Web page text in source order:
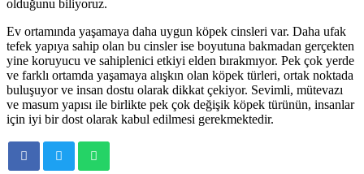
olduğunu biliyoruz.
Ev ortamında yaşamaya daha uygun köpek cinsleri var. Daha ufak
tefek yapıya sahip olan bu cinsler ise boyutuna bakmadan gerçekten
yine koruyucu ve sahiplenici etkiyi elden bırakmıyor. Pek çok yerde
ve farklı ortamda yaşamaya alışkın olan köpek türleri, ortak noktada
buluşuyor ve insan dostu olarak dikkat çekiyor. Sevimli, mütevazı
ve masum yapısı ile birlikte pek çok değişik köpek türünün, insanlar
için iyi bir dost olarak kabul edilmesi gerekmektedir.